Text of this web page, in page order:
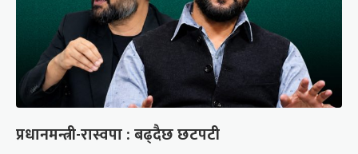
प्रधानमन्त्री-रास्वपा : बढ्दैछ छटपटी